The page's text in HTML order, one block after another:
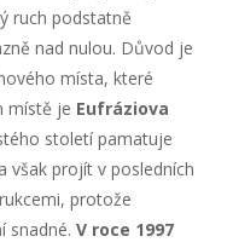
ruch podstatně
nad nulou. Důvod je
místa, které
místě je Eufráziova
století pamatuje
však projít v posledních
protože
snadné. V roce 1997